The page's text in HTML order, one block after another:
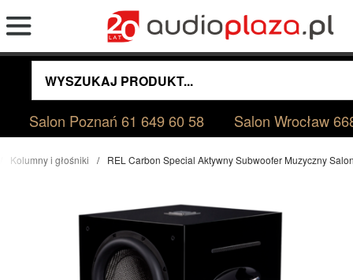
Salon Poznań61 649 60 58 Salon Wrocław
Kolumny i głośniki REL Carbon Special Aktywny Subwoofer Muzyczny